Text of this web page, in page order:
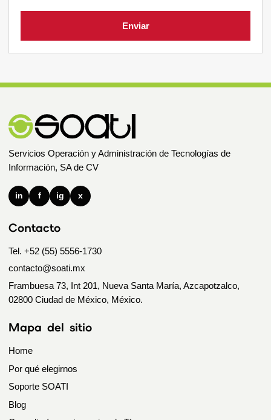
Enviar
Servicios Operación y Administración de Tecnologías de
Información, SA de CV
in f ig x
Contacto
Tel. +52 (55) 5556-1730
contacto@soati.mx
Frambuesa 73, Int 201, Nueva Santa María, Azcapotzalco,
02800 Ciudad de México, México.
Mapa del sitio
Home
Por qué elegirnos
Soporte SOATI
Blog